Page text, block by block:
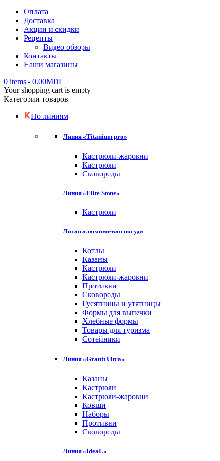
Оплата
Доставка
Акции и скидки
Рецепты
Видео обзоры
Контакты
Наши магазины
0 items - 0.00MDL
Your shopping cart is empty
Категории товаров
По линиям
Линия «Titanium pro»
Кастрюли-жаровни
Кастрюли
Сковороды
Линия «Elite Stone»
Кастрюли
Литая алюминиевая посуда
Котлы
Казаны
Кастрюли
Кастрюли-жаровни
Противни
Сковороды
Гусятницы и утятницы
Формы для выпечки
Хлебные формы
Товары для туризма
Сотейники
Линия «Granit Ultra»
Казаны
Кастрюли
Кастрюли-жаровни
Ковши
Наборы
Противни
Сковороды
Линия «IdeaL»